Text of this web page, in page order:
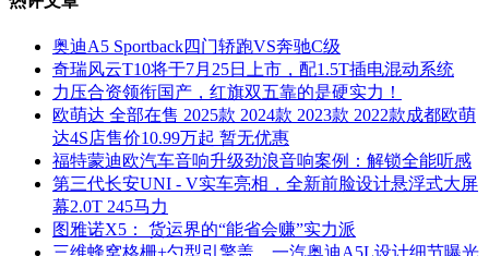
奥迪A5 Sportback四门轿跑VS奔驰C级
奇瑞风云T10将于7月25日上市，配1.5T插电混动系统
力压合资领衔国产，红旗双五靠的是硬实力！
欧萌达 全部在售 2025款 2024款 2023款 2022款成都欧萌
达4S店售价10.99万起 暂无优惠
福特蒙迪欧汽车音响升级劲浪音响案例：解锁全能听感
第三代长安UNI - V实车亮相，全新前脸设计悬浮式大屏
幕2.0T 245马力
图雅诺X5： 货运界的“能省会赚”实力派